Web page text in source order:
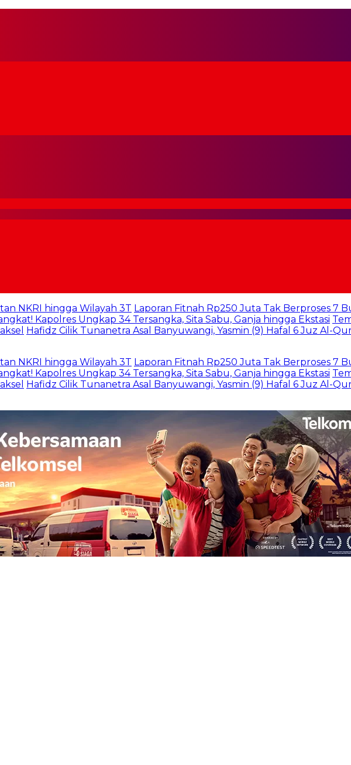
Wilayah 3T Laporan Fitnah Rp250 Juta Tak Berproses 7 Bulan,
Ungkap 34 Tersangka, Sita Sabu, Ganja hingga Ekstasi Tembus 996
Cilik Tunanetra Asal Banyuwangi, Yasmin (9) Hafal 6 Juz Al-Qur’an Meski
Wilayah 3T Laporan Fitnah Rp250 Juta Tak Berproses 7 Bulan,
Ungkap 34 Tersangka, Sita Sabu, Ganja hingga Ekstasi Tembus 996
Cilik Tunanetra Asal Banyuwangi, Yasmin (9) Hafal 6 Juz Al-Qur’an Meski